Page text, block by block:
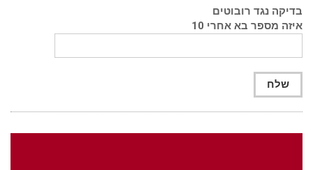
בדיקה נגד רובוטים
איזה מספר בא אחרי 10